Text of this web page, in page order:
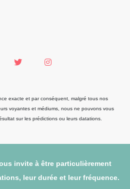
exacte et par conséquent, malgré tous nos
voyantes et médiums, nous ne pouvons vous
sur les prédictions ou leurs datations.
invite à être particulièrement
leur durée et leur fréquence.